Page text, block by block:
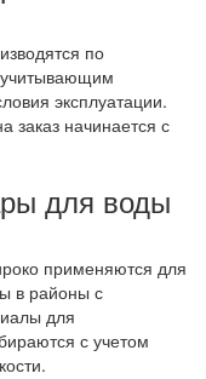
по
эксплуатации.
заказ начинается с
для воды
применяются для
в районы с
для
с учетом